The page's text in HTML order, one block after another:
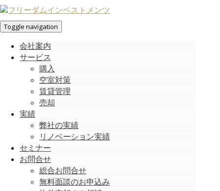
Toggle navigation
会社案内
サービス
購入
空室対策
賃貸管理
売却
実績
弊社の実績
リノベーション実績
セミナー
お問合せ
総合お問合せ
無料面談のお申込み